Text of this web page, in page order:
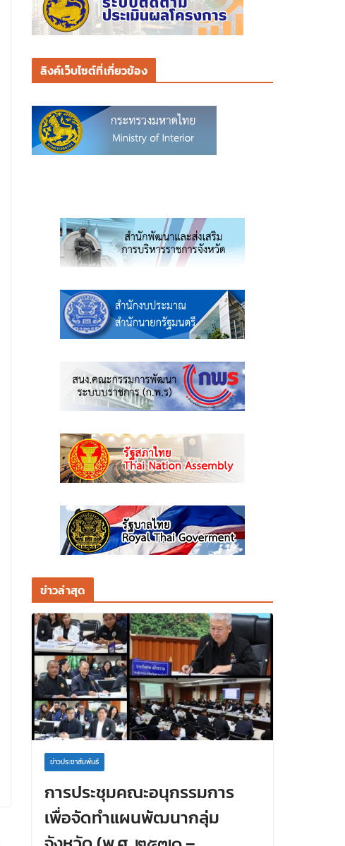
ลิงค์เว็บไซต์ที่เกี่ยวข้อง
ข่าวล่าสุด
ข่าวประชาสัมพันธ์
การประชุมคณะอนุกรรมการ
เพื่อจัดทำแผนพัฒนากลุ่ม